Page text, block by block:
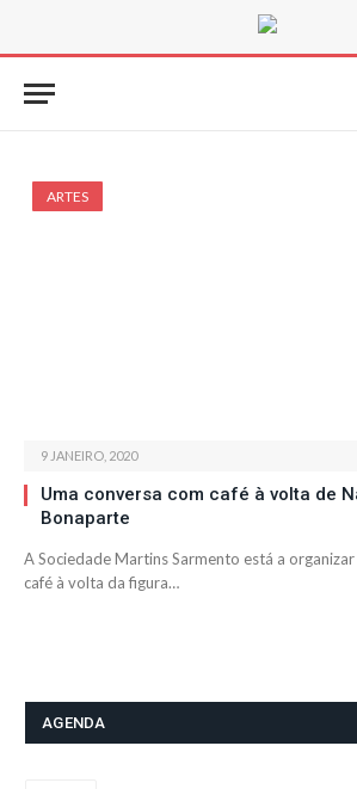
ARTES
9 JANEIRO, 2020
Uma conversa com café à volta de
Bonaparte
A Sociedade Martins Sarmento está a
café à volta da figura…
AGENDA